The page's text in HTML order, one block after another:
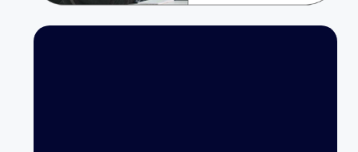
exposiciones comerciales